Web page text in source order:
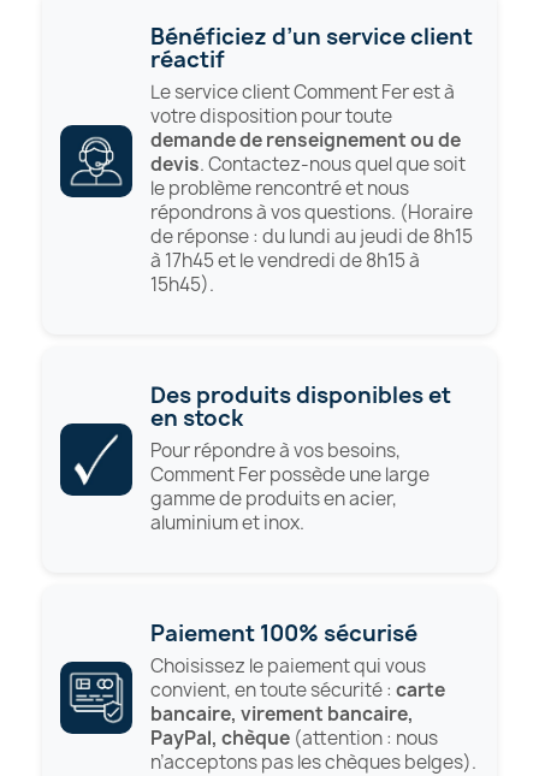
Bénéficiez d’un service client
réactif
Le service client Comment Fer est à
votre disposition pour toute
demande de renseignement ou de
devis. Contactez-nous quel que soit
le problème rencontré et nous
répondrons à vos questions. (Horaire
de réponse : du lundi au jeudi de 8h15
à 17h45 et le vendredi de 8h15 à
15h45).
Des produits disponibles et
en stock
Pour répondre à vos besoins,
Comment Fer possède une large
gamme de produits en acier,
aluminium et inox.
Paiement 100% sécurisé
Choisissez le paiement qui vous
convient, en toute sécurité : carte
bancaire, virement bancaire,
PayPal, chèque (attention : nous
n’acceptons pas les chèques belges).